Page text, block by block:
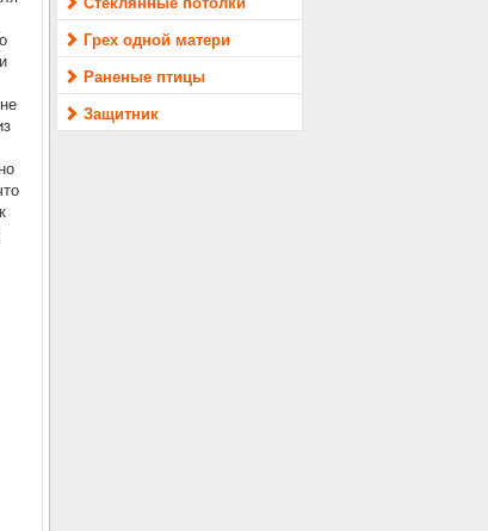
Грех одной матери
Раненые птицы
Защитник